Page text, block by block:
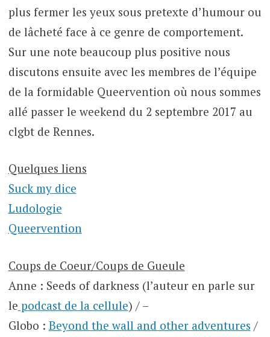
plus fermer les yeux sous pretexte d’humour ou
de lâcheté face à ce genre de comportement.
Sur une note beaucoup plus positive nous
discutons ensuite avec les membres de l’équipe
de la formidable Queervention où nous sommes
allé passer le weekend du 2 septembre 2017 au
clgbt de Rennes.
Quelques liens
Suck my dice
Ludologie
Queervention
Coups de Coeur/Coups de Gueule
Anne : Seeds of darkness (l’auteur en parle sur
le podcast de la cellule) / –
Globo : Beyond the wall and other adventures /